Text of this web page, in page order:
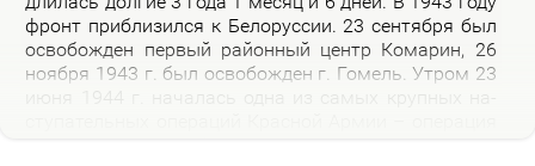
фронт при­бли­зил­ся к Бе­ло­рус­сии. 23 сен­тяб­ря был
осво­бож­ден пер­вый рай­он­ный центр Ко­ма­рин, 26
но­яб­ря 1943 г. был осво­бож­ден г. Го­мель. Утром 23